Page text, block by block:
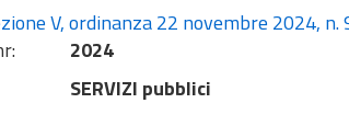
V, ordinanza 22 novembre 2024,
2024
SERVIZI pubblici